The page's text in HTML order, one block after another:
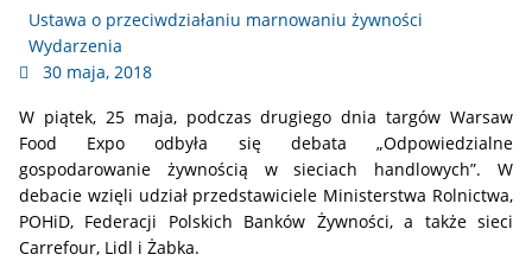
Ustawa o przeciwdziałaniu marnowaniu żywności
Wydarzenia
30 maja, 2018
W piątek, 25 maja, podczas drugiego dnia targów Warsaw
Food Expo odbyła się debata „Odpowiedzialne
gospodarowanie żywnością w sieciach handlowych”. W
debacie wzięli udział przedstawiciele Ministerstwa Rolnictwa,
POHiD, Federacji Polskich Banków Żywności, a także sieci
Carrefour, Lidl i Żabka.